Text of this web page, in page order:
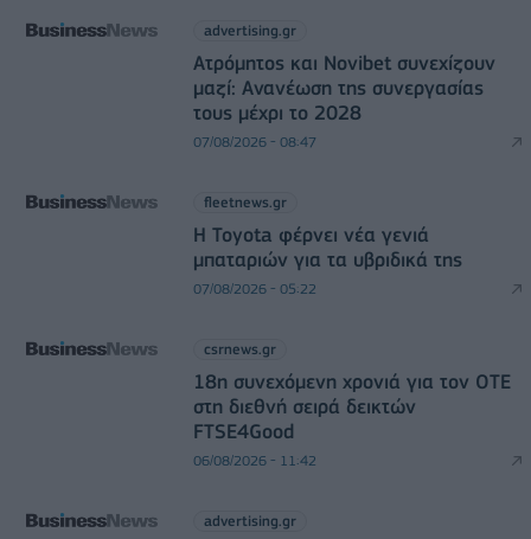
advertising.gr
Ατρόμητος και Novibet συνεχίζουν
μαζί: Ανανέωση της συνεργασίας
τους μέχρι το 2028
07/08/2026 - 08:47
fleetnews.gr
Η Toyota φέρνει νέα γενιά
μπαταριών για τα υβριδικά της
07/08/2026 - 05:22
csrnews.gr
18η συνεχόμενη χρονιά για τον ΟΤΕ
στη διεθνή σειρά δεικτών
FTSE4Good
06/08/2026 - 11:42
advertising.gr